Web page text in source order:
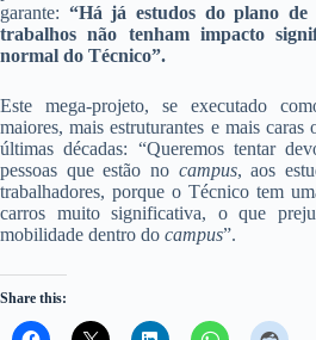
garante: “Há já estudos do plano
trabalhos não tenham impacto
normal do Técnico”.
Este mega-projeto, se executado
maiores, mais estruturantes e mais
últimas décadas: “Queremos tentar
pessoas que estão no campus, aos
trabalhadores, porque o Técnico tem
carros muito significativa, o que
mobilidade dentro do campus”.
Share this: